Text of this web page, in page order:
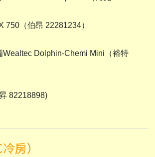
750（伯昂 22281234）
Wealtec Dolphin-Chemi Mini（裕特
82218898)
房）